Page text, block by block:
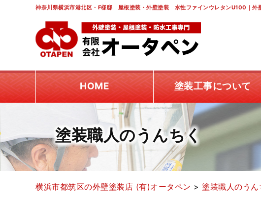
神奈川県横浜市港北区・F様邸 屋根塗装・外壁塗装 水性ファインウレタンU100｜外
HOME 塗装工事について
塗装職人のうんちく
横浜市都筑区の外壁塗装店 (有)オータペン > 塗装職人のうん